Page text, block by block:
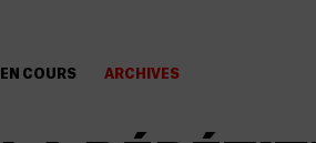
EN COURS ARCHIVES